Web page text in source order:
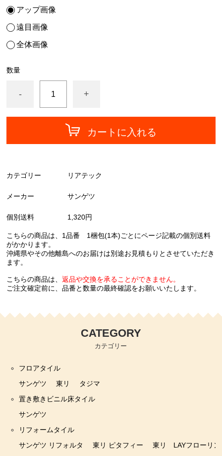
カッティングシート
アップ画像
遠目画像
全体画像
数量
- +
カートに入れる
カテゴリー リアテック
メーカー サンゲツ
個別送料 1,320円
こちらの商品は、1品番 1梱包(1本)ごとにページ記載の個別送料
がかかります。
沖縄県やその他離島へのお届けは別途お見積もりとさせていただき
ます。
こちらの商品は、返品や交換を承ることができません。
ご注文確定前に、品番と数量の最終確認をお願いいたします。
CATEGORY
カテゴリー
フロアタイル
サンゲツ
東リ
タジマ
置き敷きビニル床タイル
サンゲツ
リフォームタイル
サンゲツ リフォルタ
東リ ピタフィー
東リ LAYフローリン